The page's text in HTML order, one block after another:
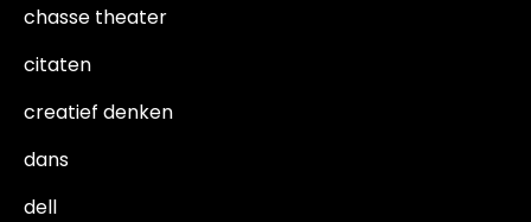
chasse theater
citaten
creatief denken
dans
dell